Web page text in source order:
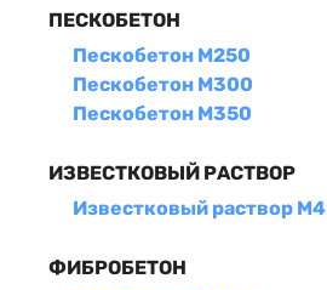
ПЕСКОБЕТОН
Пескобетон М250
Пескобетон М300
Пескобетон М350
ИЗВЕСТКОВЫЙ РАСТВОР
Известковый раствор М4
ФИБРОБЕТОН